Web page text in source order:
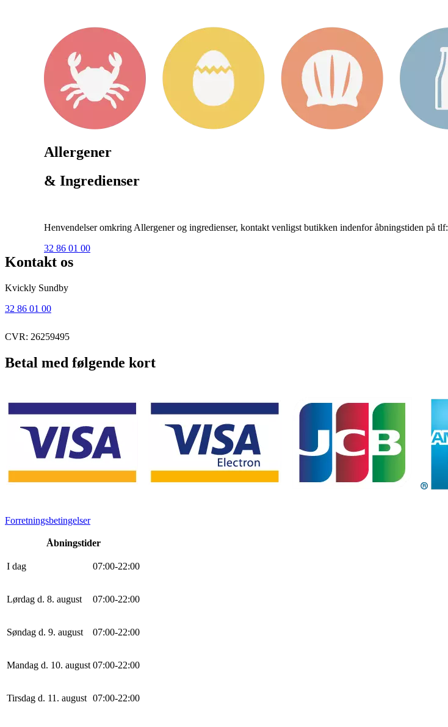
Allergener
& Ingredienser
Henvendelser omkring Allergener og ingredienser, kontakt venligst butikken indenfor åbningstiden på tlf:
32 86 01 00
Kontakt os
Kvickly Sundby
32 86 01 00
CVR: 26259495
Betal med følgende kort
Forretningsbetingelser
Åbningstider
I dag 07:00-22:00
Lørdag d. 8. august 07:00-22:00
Søndag d. 9. august 07:00-22:00
Mandag d. 10. august 07:00-22:00
Tirsdag d. 11. august 07:00-22:00